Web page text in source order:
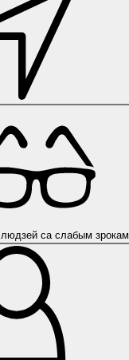
людзей са слабым зрокам